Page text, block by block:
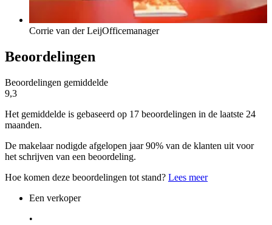
Corrie van der LeijOfficemanager
Beoordelingen
Beoordelingen gemiddelde
9,3
Het gemiddelde is gebaseerd op 17 beoordelingen in de laatste 24
maanden.
De makelaar nodigde afgelopen jaar 90% van de klanten uit voor
het schrijven van een beoordeling.
Hoe komen deze beoordelingen tot stand? Lees meer
Een verkoper
•